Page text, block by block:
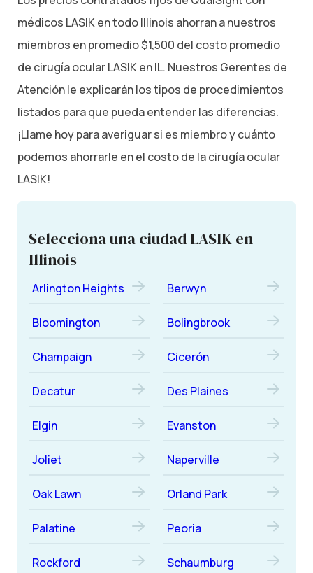
médicos LASIK en todo Illinois ahorran a nuestros
miembros en promedio $1,500 del costo promedio
de cirugía ocular LASIK en IL. Nuestros Gerentes de
Atención le explicarán los tipos de procedimientos
listados para que pueda entender las diferencias.
¡Llame hoy para averiguar si es miembro y cuánto
podemos ahorrarle en el costo de la cirugía ocular
LASIK!
Selecciona una ciudad LASIK en
Illinois
Arlington Heights Berwyn
Bloomington Bolingbrook
Champaign Cicerón
Decatur Des Plaines
Elgin Evanston
Joliet Naperville
Oak Lawn Orland Park
Palatine Peoria
Rockford Schaumburg